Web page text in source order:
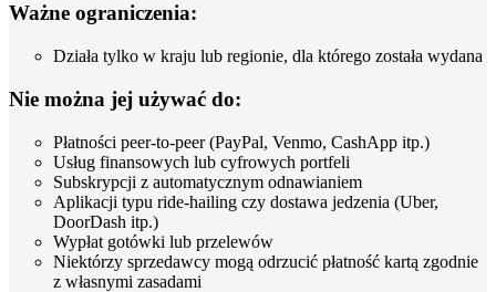
Ważne ograniczenia:
Działa tylko w kraju lub regionie, dla którego została wydana
Nie można jej używać do:
Płatności peer-to-peer (PayPal, Venmo, CashApp itp.)
Usług finansowych lub cyfrowych portfeli
Subskrypcji z automatycznym odnawianiem
Aplikacji typu ride-hailing czy dostawa jedzenia (Uber,
DoorDash itp.)
Wypłat gotówki lub przelewów
Niektórzy sprzedawcy mogą odrzucić płatność kartą zgodnie
z własnymi zasadami